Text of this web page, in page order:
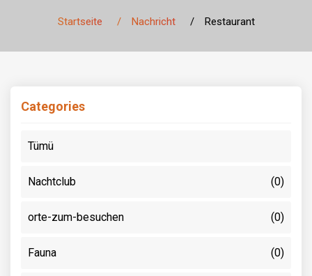
Startseite Nachricht Restaurant
Categories
Tümü
Nachtclub (0)
orte-zum-besuchen (0)
Fauna (0)